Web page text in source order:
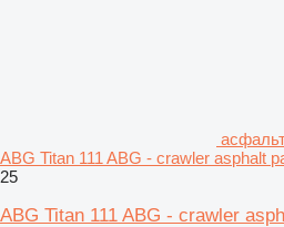
ABG Titan 111 ABG - crawler asphalt
25
ABG Titan 111 ABG - crawler